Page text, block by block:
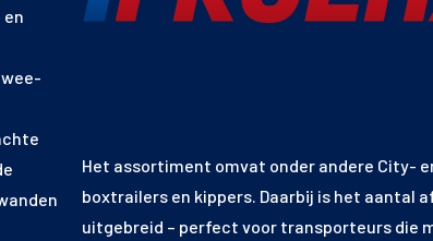
Het assortiment omvat onder andere City-
boxtrailers en kippers. Daarbij is het aantal
uitgebreid – perfect voor transporteurs die